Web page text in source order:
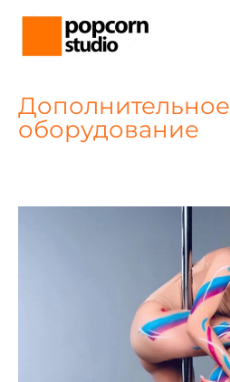
Дополнительное
оборудование